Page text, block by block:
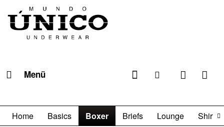
Menü
Home Basics Boxer Briefs Lounge Shirts